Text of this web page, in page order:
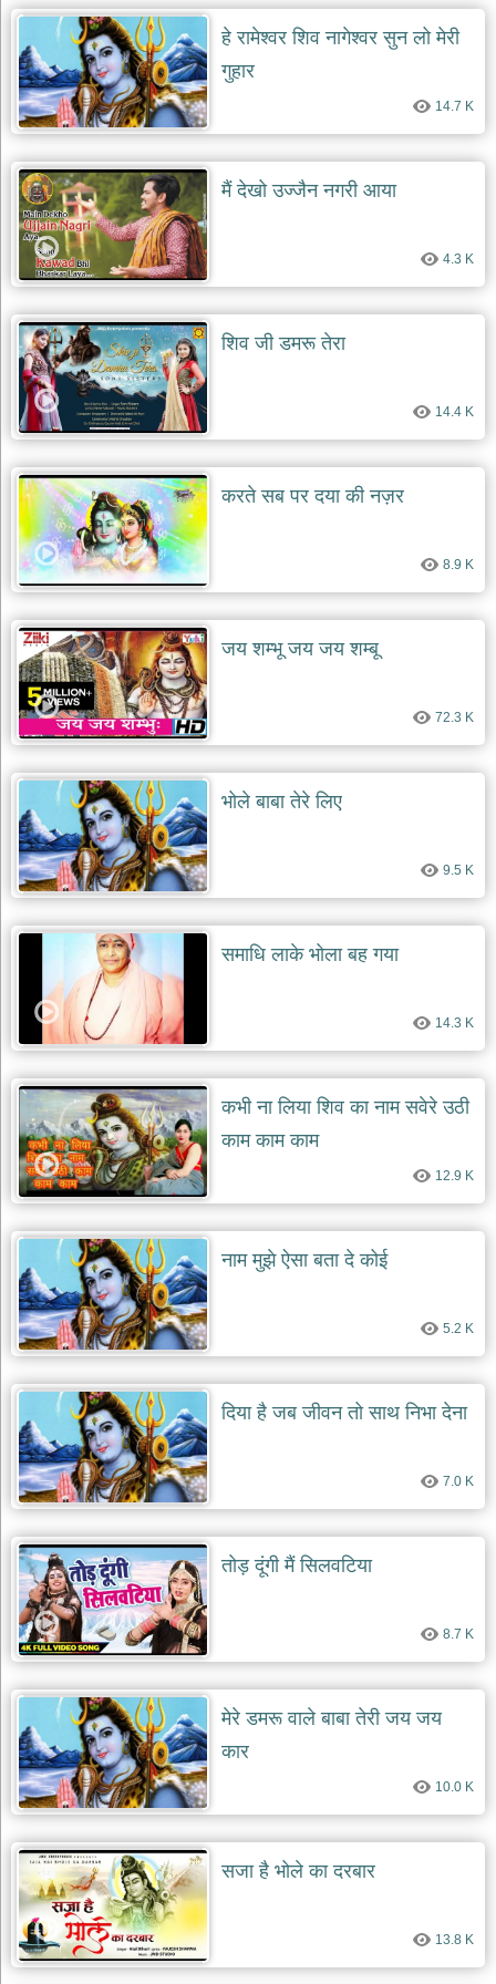
दयाल
भजन
bawa
lal
dayal
bhajans
शनि
देव
भजन
shani
dev
bhajans
आज
का
भजन
bhajan
of
the
day
भजन
जोड़ें
bhajans
हे रामेश्वर शिव नागेश्वर सुन लो मेरी
गुहार
14.7 K
मैं देखो उज्जैन नगरी आया
4.3 K
शिव जी डमरू तेरा
14.4 K
करते सब पर दया की नज़र
8.9 K
जय शम्भू जय जय शम्बू
72.3 K
भोले बाबा तेरे लिए
9.5 K
समाधि लाके भोला बह गया
14.3 K
कभी ना लिया शिव का नाम सवेरे उठी
काम काम काम
12.9 K
नाम मुझे ऐसा बता दे कोई
5.2 K
दिया है जब जीवन तो साथ निभा देना
7.0 K
तोड़ दूंगी मैं सिलवटिया
8.7 K
मेरे डमरू वाले बाबा तेरी जय जय
कार
10.0 K
सजा है भोले का दरबार
13.8 K